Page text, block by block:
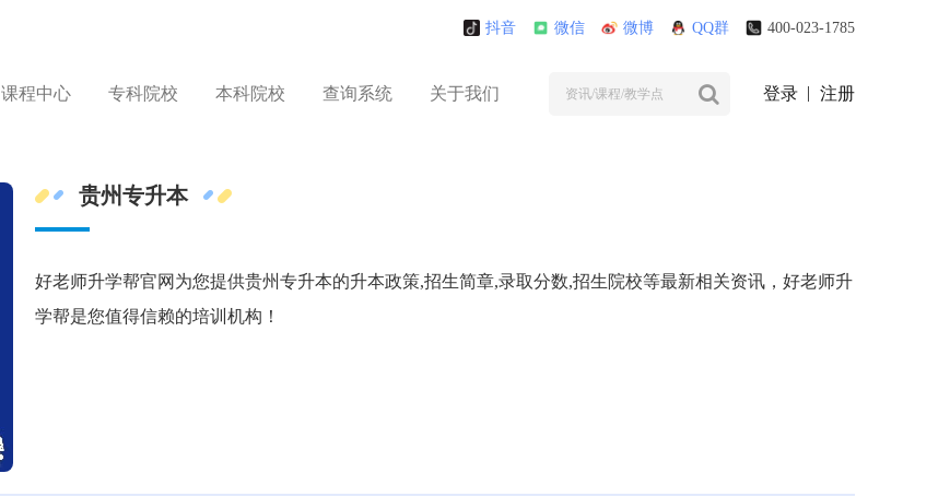
抖音 微信 微博 QQ群 400-023-1785
课程中心 专科院校 本科院校 查询系统 关于我们 登录 注册
贵州专升本
好老师升学帮官网为您提供贵州专升本的升本政策,招生简章,录取分数,招生院校等最新相关资讯，好老师升
学帮是您值得信赖的培训机构！